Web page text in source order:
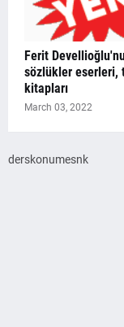
Ferit
sözlükler eserleri,
kitapları
March 03, 2022
derskonumesnk